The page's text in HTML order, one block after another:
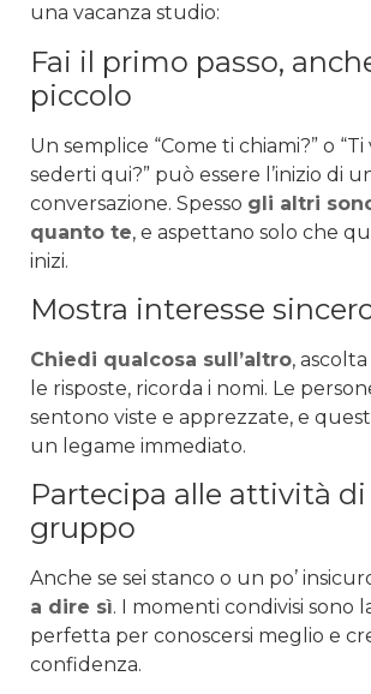
una vacanza studio:
Fai il primo passo,
piccolo
Un semplice “Come ti chiami?” o “Ti
sederti qui?” può essere l’inizio di
conversazione. Spesso gli altri
quanto te, e aspettano solo che
inizi.
Mostra interesse
Chiedi qualcosa sull’altro,
le risposte, ricorda i nomi. Le
sentono viste e apprezzate, e
un legame immediato.
Partecipa alle attività di
gruppo
Anche se sei stanco o un po’
a dire sì. I momenti condivisi sono
perfetta per conoscersi meglio e
confidenza.